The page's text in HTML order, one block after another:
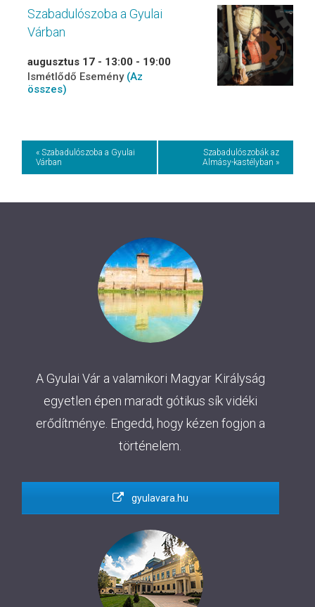
Szabadulószoba a Gyulai
Várban
augusztus 17 - 13:00 - 19:00
Ismétlődő Esemény (Az
összes)
Event
Navigation
« Szabadulószoba a Gyulai
Várban
Szabadulószobák az
Almásy-kastélyban »
A Gyulai Vár a valamikori Magyar Királyság
egyetlen épen maradt gótikus sík vidéki
erődítménye. Engedd, hogy kézen fogjon a
történelem.
gyulavara.hu